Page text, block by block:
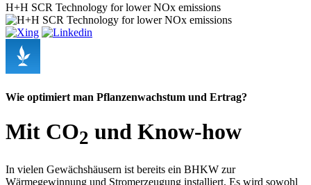
H+H SCR Technology for lower NOx emissions
Wie optimiert man Pflanzenwachstum und Ertrag?
Mit CO2 und Know-how
In vielen Gewächshäusern ist bereits ein BHKW zur
Wärmegewinnung und Stromerzeugung installiert. Es wird sowohl